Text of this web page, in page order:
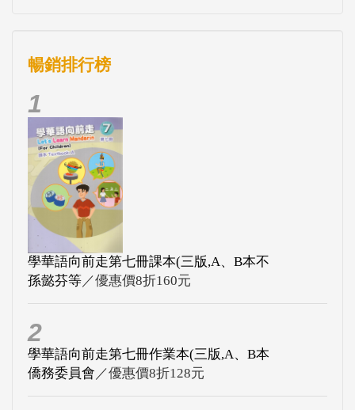
暢銷排行榜
1
學華語向前走第七冊課本(三版,A、B本不
孫懿芬等／優惠價8折160元
2
學華語向前走第七冊作業本(三版,A、B本
僑務委員會 ／優惠價8折128元